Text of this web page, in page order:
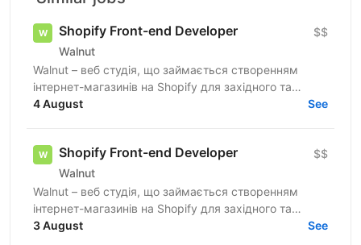
Shopify Front-end Developer
Walnut
$$
Walnut – веб студія, що займається створенням
інтернет-магазинів на Shopify для західного та
українського ринків. Ми шукаємо досвідченого
4 August See
Shopify Front-end Developer
Walnut
$$
Walnut – веб студія, що займається створенням
інтернет-магазинів на Shopify для західного та
українського ринків. Ми шукаємо досвідченого
3 August See